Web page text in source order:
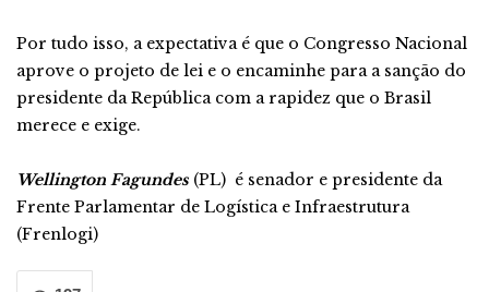
Por tudo isso, a expectativa é que o Congresso Nacional
aprove o projeto de lei e o encaminhe para a sanção do
presidente da República com a rapidez que o Brasil
merece e exige.
Wellington Fagundes (PL) é senador e presidente da
Frente Parlamentar de Logística e Infraestrutura
(Frenlogi)